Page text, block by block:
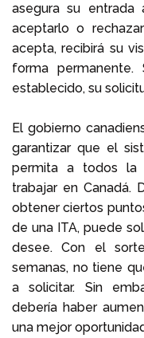
asegura su entrada
aceptarlo o
acepta, recibirá su
forma
establecido, su
El gobierno
garantizar que el
permita a todos la
trabajar en Canadá.
obtener ciertos
de una ITA, puede
desee. Con el
semanas, no tiene
a solicitar. Sin
debería haber
una mejor